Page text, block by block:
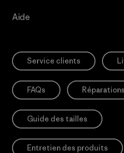
Aide
Service clients
FAQs Réparations
Guide des tailles
Entretien des produits